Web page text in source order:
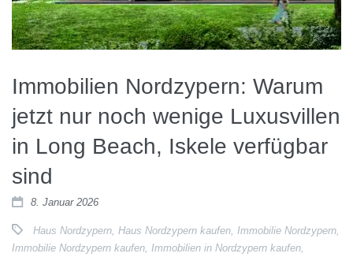
Immobilien Nordzypern: Warum
jetzt nur noch wenige Luxusvillen
in Long Beach, Iskele verfügbar
sind
8. Januar 2026
Haus Nordzypern, Haus Nordzypern kaufen, Immobilie Nordzypern,
Immobilie Nordzypern kaufen, Immobilien in Nordzypern kaufen,